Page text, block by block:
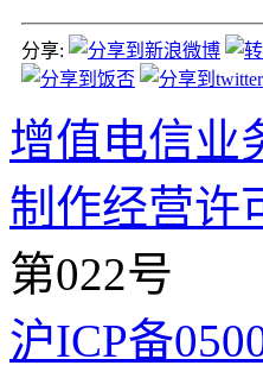
分享:
增值电信业
制作经营许
第022号
沪ICP备